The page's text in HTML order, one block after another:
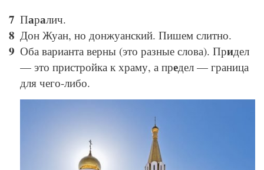
Паралич.
Дон Жуан, но донжуанский. Пишем слитно.
Оба варианта верны (это разные слова). Придел
— это пристройка к храму, а предел — граница
для чего-либо.